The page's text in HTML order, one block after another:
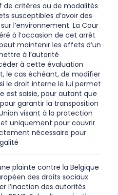
critères ou de modalités
susceptibles d’avoir des
l’environnement. La Cour
à l’occasion de cet arrêt
maintenir les effets d’un
à l’autorité
à cette évaluation
le cas échéant, de modifier
le droit interne le lui permet
est saisie, pour autant que
garantir la transposition
visant à la protection
uniquement pour couvrir
nécessaire pour
plainte contre la Belgique
des droits sociaux
l’inaction des autorités